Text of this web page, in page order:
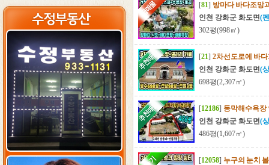
[81] 방마다 바다조망
인천 강화군 화도면(
302평(998㎡)
[21] 2차선도로에 바
인천 강화군 화도면(
698평(2,307㎡)
[12186] 동막해수욕장
인천 강화군 화도면(
486평(1,607㎡)
[12058] 누구의 눈치